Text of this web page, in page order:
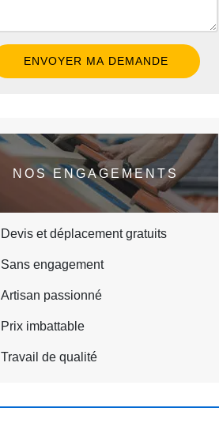
NOS ENGAGEMENTS
Devis et déplacement gratuits
Sans engagement
Artisan passionné
Prix imbattable
Travail de qualité